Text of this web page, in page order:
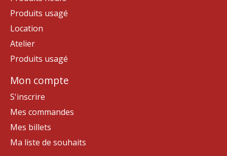
Produits usagé
Location
Atelier
Produits usagé
Mon compte
S'inscrire
Mes commandes
Mes billets
Ma liste de souhaits